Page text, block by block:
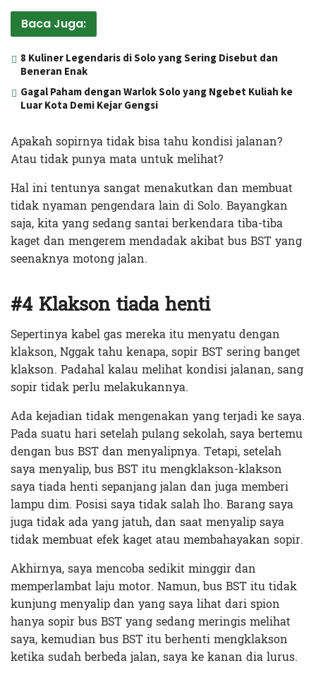
Baca Juga:
8 Kuliner Legendaris di Solo yang Sering Disebut dan
Beneran Enak
Gagal Paham dengan Warlok Solo yang Ngebet Kuliah ke
Luar Kota Demi Kejar Gengsi
Apakah sopirnya tidak bisa tahu kondisi jalanan?
Atau tidak punya mata untuk melihat?
Hal ini tentunya sangat menakutkan dan membuat
tidak nyaman pengendara lain di Solo. Bayangkan
saja, kita yang sedang santai berkendara tiba-tiba
kaget dan mengerem mendadak akibat bus BST yang
seenaknya motong jalan.
#4 Klakson tiada henti
Sepertinya kabel gas mereka itu menyatu dengan
klakson, Nggak tahu kenapa, sopir BST sering banget
klakson. Padahal kalau melihat kondisi jalanan, sang
sopir tidak perlu melakukannya.
Ada kejadian tidak mengenakan yang terjadi ke saya.
Pada suatu hari setelah pulang sekolah, saya bertemu
dengan bus BST dan menyalipnya. Tetapi, setelah
saya menyalip, bus BST itu mengklakson-klakson
saya tiada henti sepanjang jalan dan juga memberi
lampu dim. Posisi saya tidak salah lho. Barang saya
juga tidak ada yang jatuh, dan saat menyalip saya
tidak membuat efek kaget atau membahayakan sopir.
Akhirnya, saya mencoba sedikit minggir dan
memperlambat laju motor. Namun, bus BST itu tidak
kunjung menyalip dan yang saya lihat dari spion
hanya sopir bus BST yang sedang meringis melihat
saya, kemudian bus BST itu berhenti mengklakson
ketika sudah berbeda jalan, saya ke kanan dia lurus.